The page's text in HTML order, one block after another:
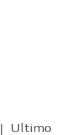
| Ultimo